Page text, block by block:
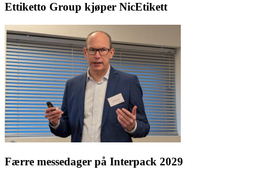
Ettiketto Group kjøper NicEtikett
Færre messedager på Interpack 2029